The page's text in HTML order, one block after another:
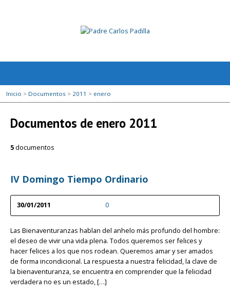
Inicio > Documentos > 2011 > enero
Documentos de enero 2011
5documentos
IV Domingo Tiempo Ordinario
30/01/2011 0
Las Bienaventuranzas hablan del anhelo más profundo del hombre:
el deseo de vivir una vida plena. Todos queremos ser felices y
hacer felices a los que nos rodean. Queremos amar y ser amados
de forma incondicional. La respuesta a nuestra felicidad, la clave de
la bienaventuranza, se encuentra en comprender que la felicidad
verdadera no es un estado, […]